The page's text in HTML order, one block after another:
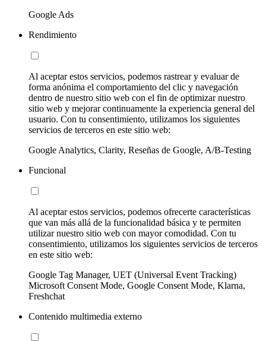
Google Ads
Rendimiento
Al aceptar estos servicios, podemos rastrear y evaluar de
forma anónima el comportamiento del clic y navegación
dentro de nuestro sitio web con el fin de optimizar nuestro
sitio web y mejorar continuamente la experiencia general del
usuario. Con tu consentimiento, utilizamos los siguientes
servicios de terceros en este sitio web:
Google Analytics, Clarity, Reseñas de Google, A/B-Testing
Funcional
Al aceptar estos servicios, podemos ofrecerte características
que van más allá de la funcionalidad básica y te permiten
utilizar nuestro sitio web con mayor comodidad. Con tu
consentimiento, utilizamos los siguientes servicios de terceros
en este sitio web:
Google Tag Manager, UET (Universal Event Tracking)
Microsoft Consent Mode, Google Consent Mode, Klarna,
Freshchat
Contenido multimedia externo